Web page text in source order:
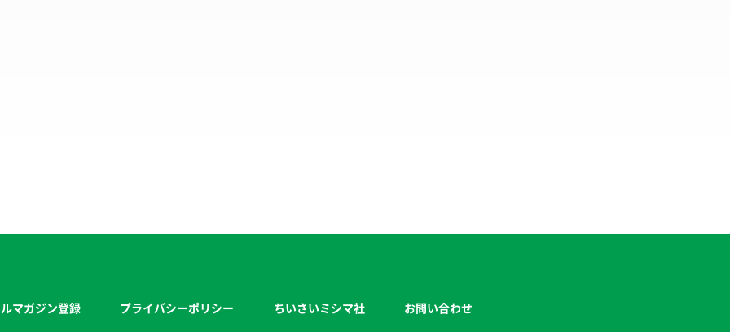
ルマガジン登録 プライバシーポリシー ちいさいミシマ社 お問い合わせ